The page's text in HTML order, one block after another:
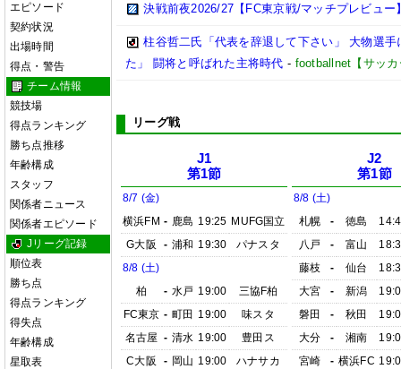
エピソード
契約状況
出場時間
得点・警告
チーム情報
競技場
得点ランキング
勝ち点推移
年齢構成
スタッフ
関係者ニュース
関係者エピソード
Jリーグ記録
順位表
勝ち点
得点ランキング
得失点
年齢構成
星取表
決戦前夜2026/27【FC東京戦/マッチプレビュー
柱谷哲二氏「代表を辞退して下さい」 大物選
た」 闘将と呼ばれた主将時代 - footballnet【サッ
リーグ戦
J1
第1節
8/7 (金)
横浜FM - 鹿島 19:25 MUFG国立
G大阪
- 浦和 19:30
パナスタ
8/8 (土)
柏
- 水戸 19:00
三協F柏
FC東京 - 町田 19:00
味スタ
名古屋 - 清水 19:00
豊田ス
C大阪
- 岡山 19:00
ハナサカ
J2
第1節
8/8 (土)
札幌
- 徳島
八戸
- 富山
藤枝
- 仙台
大宮
- 新潟
磐田
- 秋田
大分
- 湘南
宮崎
- 横浜FC